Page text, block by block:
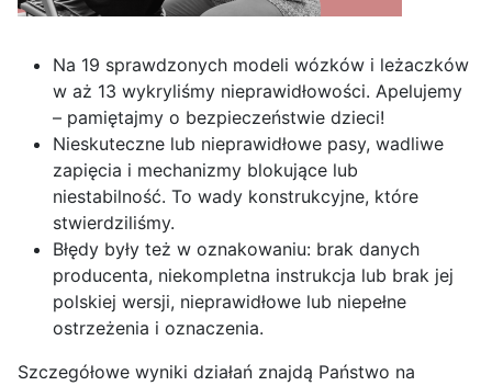
Na 19 sprawdzonych modeli wózków i leżaczków
w aż 13 wykryliśmy nieprawidłowości. Apelujemy
– pamiętajmy o bezpieczeństwie dzieci!
Nieskuteczne lub nieprawidłowe pasy, wadliwe
zapięcia i mechanizmy blokujące lub
niestabilność. To wady konstrukcyjne, które
stwierdziliśmy.
Błędy były też w oznakowaniu: brak danych
producenta, niekompletna instrukcja lub brak jej
polskiej wersji, nieprawidłowe lub niepełne
ostrzeżenia i oznaczenia.
Szczegółowe wyniki działań znajdą Państwo na